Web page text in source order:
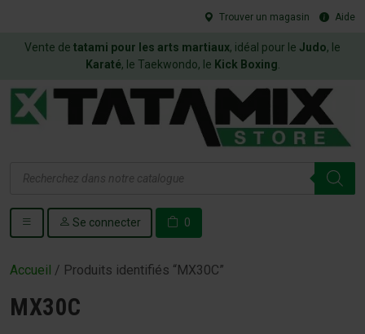
Trouver un magasin Aide
Vente de tatami pour les arts martiaux, idéal pour le Judo, le
Karaté, le Taekwondo, le Kick Boxing
de
Se connecter 0
Accueil / Produits identifiés “MX30C”
MX30C